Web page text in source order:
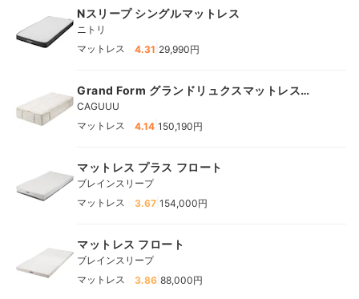
Nスリープ シングルマットレス
ニトリ
マットレス
4.31 29,990円
Grand Form グランドリュクスマットレス
PLUS
CAGUUU
マットレス
4.14 150,190円
マットレス プラス フロート
ブレインスリープ
マットレス
3.67 154,000円
マットレス フロート
ブレインスリープ
マットレス
3.86 88,000円